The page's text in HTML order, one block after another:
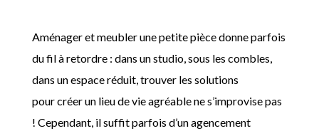
Aménager et meubler une petite pièce donne parfois
du fil à retordre : dans un studio, sous les combles,
dans un espace réduit, trouver les solutions
pour créer un lieu de vie agréable ne s’improvise pas
! Cependant, il suffit parfois d’un agencement